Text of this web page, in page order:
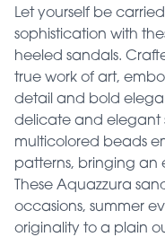
Let yourself be
sophistication with
heeled sandals.
true work of art,
detail and bold
delicate and elegant
multicolored beads
patterns, bringing an
These Aquazzura
occasions, summer
originality to a plain